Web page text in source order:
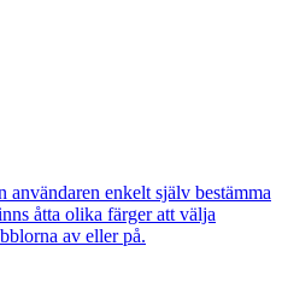
användaren enkelt själv bestämma
åtta olika färger att välja
av eller på.